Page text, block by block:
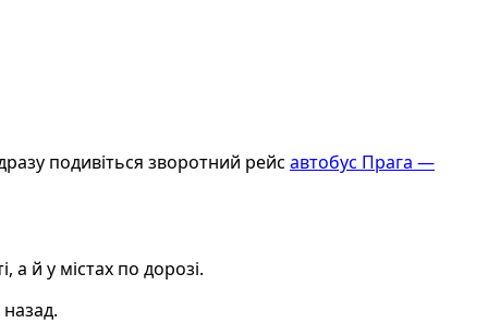
подивіться зворотний рейс автобус Прага —
й у містах по дорозі.